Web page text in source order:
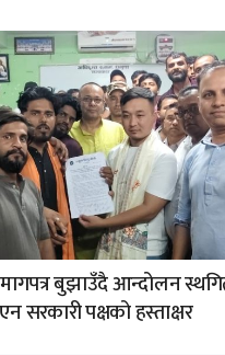
बुझाउँदै आन्दोलन
सरकारी पक्षको हस्ताक्षर